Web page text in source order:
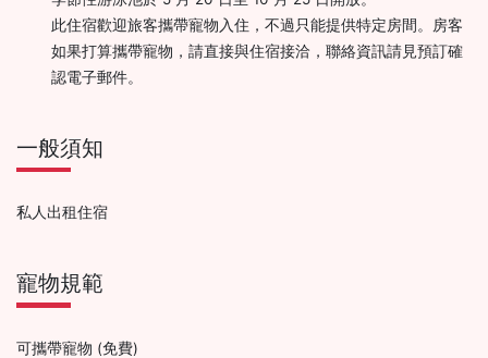
此住宿歡迎旅客攜帶寵物入住，不過只能提供特定房間。房客
如果打算攜帶寵物，請直接與住宿接洽，聯絡資訊請見預訂確
認電子郵件。
一般須知
私人出租住宿
寵物規範
可攜帶寵物 (免費)